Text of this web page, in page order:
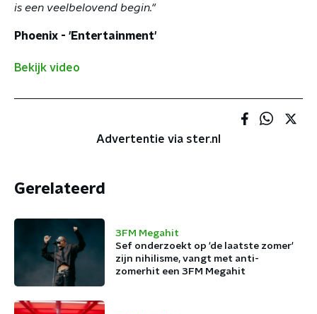
is een veelbelovend begin."
Phoenix - 'Entertainment'
Bekijk video
Advertentie via ster.nl
Gerelateerd
3FM Megahit
Sef onderzoekt op 'de laatste zomer'
zijn nihilisme, vangt met anti-
zomerhit een 3FM Megahit